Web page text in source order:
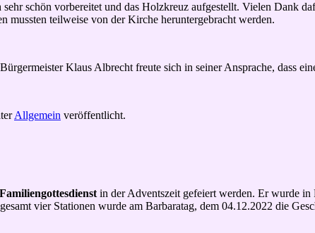
schön vorbereitet und das Holzkreuz aufgestellt. Vielen Dank
mussten teilweise von der Kirche heruntergebracht werden.
Klaus Albrecht freute sich in seiner Ansprache, dass
Allgemein veröffentlicht.
Familiengottesdienstin der Adventszeit gefeiert werden. Er wurde
vier Stationen wurde am Barbaratag, dem 04.12.2022 die